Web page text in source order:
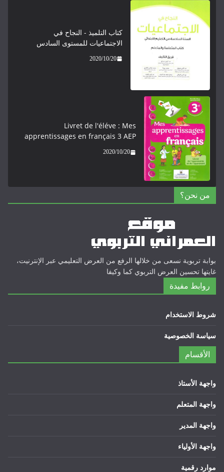
كتاب التلميذ - النجاح في
الاجتماعيات للمستوى السادس
2020/10/20
Livret de l'éléve : Mes
apprentissages en français 3 AEP
2020/10/20
من نحن؟
بوابة تربوية نسعى من خلالها الرفع من العرض التعليمي عبر الإنترنيت،
غايتها تحسين العرض التربوي كما وكيفا
روابط مفيدة
شروط الاستخدام
سياسة الخصوصية
الأقسام
واجهة الأستاذ
واجهة المتعلم
واجهة المدير
واجهة الأولياء
موارد رقمية